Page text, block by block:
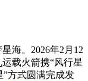
海。2026年2月12
载火箭携“风行星
”方式圆满完成发